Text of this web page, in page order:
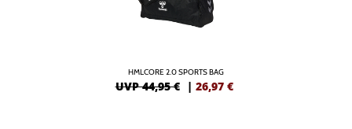
HMLCORE 2.0 SPORTS BAG
UVP 44,95 € | 26,97 €